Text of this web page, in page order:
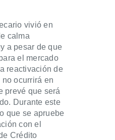
vivió en
calma
a pesar de que
el mercado
reactivación de
ocurrirá en
prevé que será
Durante este
que se apruebe
con el
Crédito